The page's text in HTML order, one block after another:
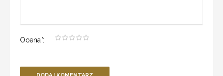
Ocena*: